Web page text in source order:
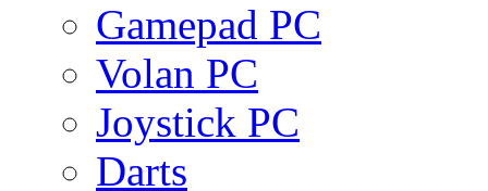
Gamepad PC
Volan PC
Joystick PC
Darts